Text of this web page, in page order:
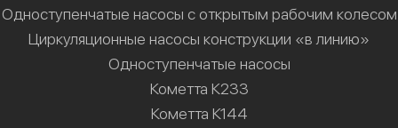
Одноступенчатые насосы с открытым рабочим колесом
Циркуляционные насосы конструкции «в линию»
Одноступенчатые насосы
Кометта К233
Кометта К144